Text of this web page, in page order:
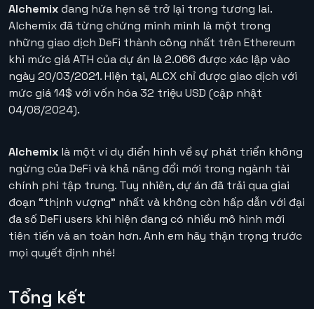
Alchemix đang hứa hẹn sẽ trở lại trong tương lai.
Alchemix đã từng chứng minh mình là một trong
những giao dịch DeFi thành công nhất trên Ethereum
khi mức giá ATH của dự án là 2.066 được xác lập vào
ngày 20/03/2021. Hiện tại, ALCX chỉ được giao dịch với
mức giá 14$ với vốn hóa 32 triệu USD (cập nhật
04/08/2024).
Alchemix là một ví dụ điển hình về sự phát triển không
ngừng của DeFi và khả năng đổi mới trong ngành tài
chính phi tập trung. Tuy nhiên, dự án đã trải qua giai
đoạn “thịnh vượng” nhất và không còn hấp dẫn với đại
đa số DeFi users khi hiện đang có nhiều mô hình mới
tiên tiến và an toàn hơn. Anh em hãy thận trọng trước
mọi quyết định nhé!
Tổng kết